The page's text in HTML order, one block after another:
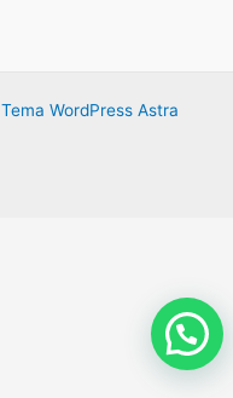
Tema WordPress Astra